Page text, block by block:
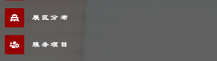
展区分布
服务项目